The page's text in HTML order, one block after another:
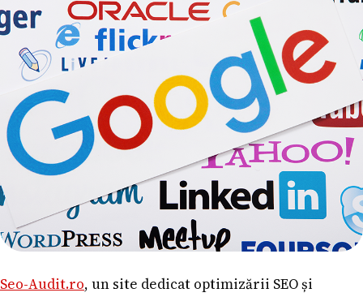
Seo-Audit.ro, un site dedicat optimizării SEO și